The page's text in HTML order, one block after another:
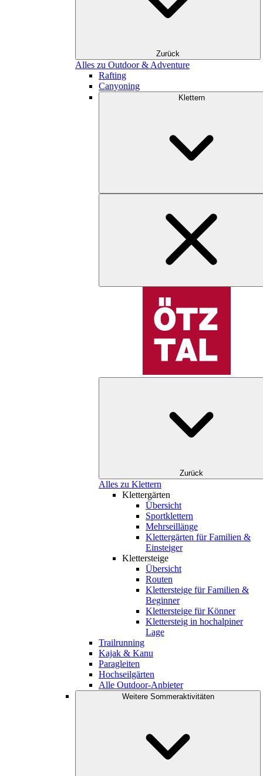
Zurück
Alles zu Outdoor & Adventure
Rafting
Canyoning
Klettern
Zurück
Alles zu Klettern
Klettergärten
Übersicht
Sportklettern
Mehrseillänge
Klettergärten für Familien &
Einsteiger
Klettersteige
Übersicht
Routen
Klettersteige für Familien &
Beginner
Klettersteige für Könner
Klettersteig in hochalpiner
Lage
Trailrunning
Kajak & Kanu
Paragleiten
Hochseilgärten
Alle Outdoor-Anbieter
Weitere Sommeraktivitäten